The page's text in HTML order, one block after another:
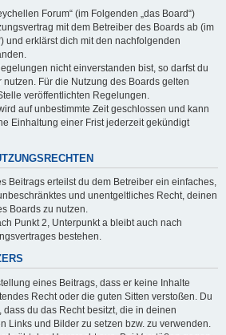
Forum“ (im Folgenden „das Board“)
mit dem Betreiber des Boards ab (im
und erklärst dich mit den nachfolgenden
nicht einverstanden bist, so darfst du
Für die Nutzung des Boards gelten
veröffentlichten Regelungen.
auf unbestimmte Zeit geschlossen und kann
Einhaltung einer Frist jederzeit gekündigt
Beitrags erteilst du dem Betreiber ein einfaches,
und unentgeltliches Recht, deinen
Boards zu nutzen.
Punkt 2, Unterpunkt a bleibt auch nach
bestehen.
eines Beitrags, dass er keine Inhalte
Recht oder die guten Sitten verstoßen. Du
du das Recht besitzt, die in deinen
Links und Bilder zu setzen bzw. zu verwenden.